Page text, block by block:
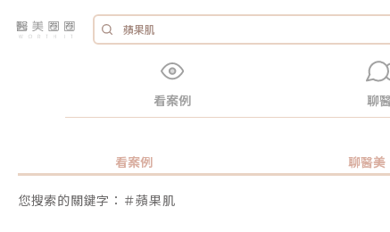
看案例 聊
看案例 聊醫美
您搜索的關鍵字：＃蘋果肌